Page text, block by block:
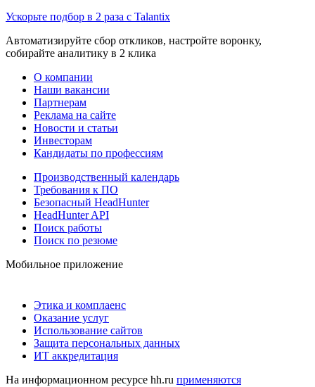
Ускорьте подбор в 2 раза с Talantix
Автоматизируйте сбор откликов, настройте воронку,
собирайте аналитику в 2 клика
О компании
Наши вакансии
Партнерам
Реклама на сайте
Новости и статьи
Инвесторам
Кандидаты по профессиям
Производственный календарь
Требования к ПО
Безопасный HeadHunter
HeadHunter API
Поиск работы
Поиск по резюме
Мобильное приложение
Этика и комплаенс
Оказание услуг
Использование сайтов
Защита персональных данных
ИТ аккредитация
На информационном ресурсе hh.ru применяются